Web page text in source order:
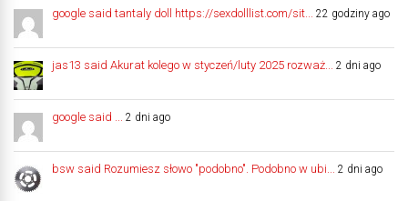
google said tantaly doll https://sexdolllist.com/sit... 22 godziny ago
jas13 said Akurat kolego w styczeń/luty 2025 rozważ... 2 dni ago
google said ... 2 dni ago
bsw said Rozumiesz słowo "podobno". Podobno w ubi... 2 dni ago